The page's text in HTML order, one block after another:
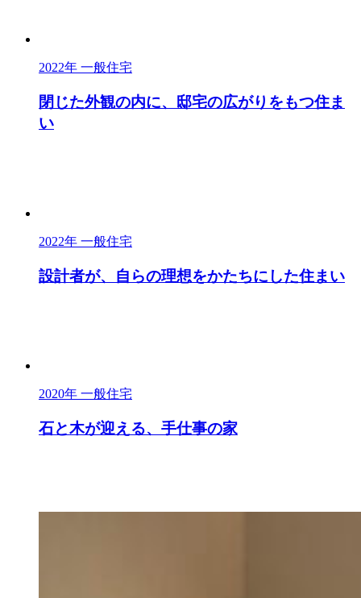
2022年 一般住宅
閉じた外観の内に、邸宅の広がりをもつ住ま
い
2022年 一般住宅
設計者が、自らの理想をかたちにした住まい
2020年 一般住宅
石と木が迎える、手仕事の家